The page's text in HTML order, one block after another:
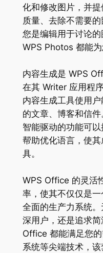
化和修改图片，并
质量、去除不需要
您是编辑用于讨论的
WPS Photos 都能为
内容生成是 WPS
在其 Writer 应用程
内容生成工具使用
的文章、博客和信件
智能驱动的功能可
帮助优化语言，使
具。
WPS Office 的灵活
率，使其不仅仅是
全面的生产力系统
深用户，还是追求
Office 都能满足您
系统等尖端技术，